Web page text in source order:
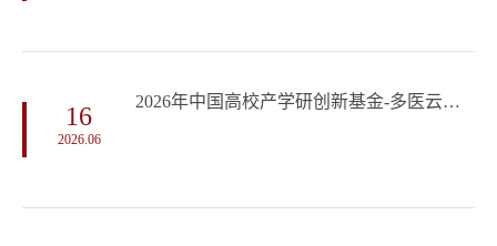
16
2026.06
2026年中国高校产学研创新基金-多医云在线医疗数字化专项（二期）申请指南